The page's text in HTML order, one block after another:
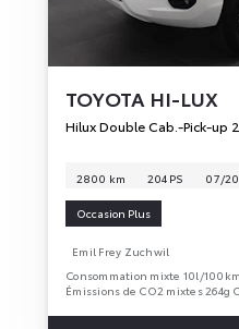
TOYOTA HI-LUX
Hilux Double Cab.-Pick-up
2 800 km 204 PS 07/
Occasion Plus
Emil Frey Zuchwil
Consommation mixte 10l/100km
Émissions de CO2 mixtes 264g